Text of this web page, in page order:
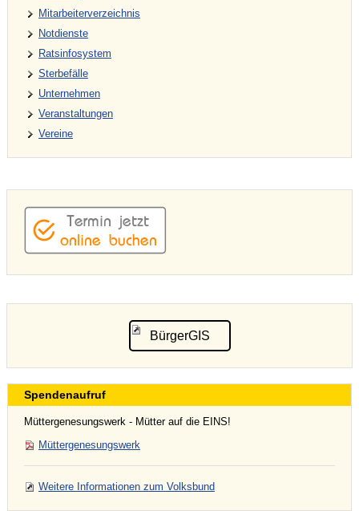
Mitarbeiterverzeichnis
Notdienste
Ratsinfosystem
Sterbefälle
Unternehmen
Veranstaltungen
Vereine
BürgerGIS
Spendenaufruf
Müttergenesungswerk - Mütter auf die EINS!
Müttergenesungswerk
Weitere Informationen zum Volksbund